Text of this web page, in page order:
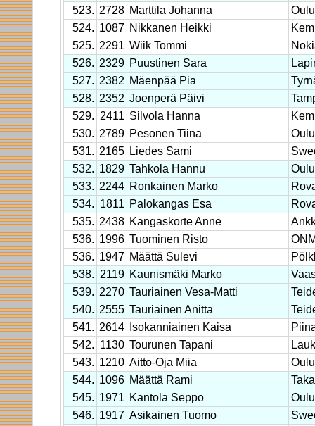
523. 2728 Marttila Johanna
Oulu
524. 1087 Nikkanen Heikki
525. 2291 Wiik Tommi
526. 2329 Puustinen Sara
527. 2382 Mäenpää Pia
528. 2352 Joenperä Päivi
529. 2411 Silvola Hanna
530. 2789 Pesonen Tiina
Oulu
531. 2165 Liedes Sami
532. 1829 Tahkola Hannu
Oulu
533. 2244 Ronkainen Marko
534. 1811 Palokangas Esa
535. 2438 Kangaskorte Anne
536. 1996 Tuominen Risto
536. 1947 Määttä Sulevi
538. 2119 Kaunismäki Marko
539. 2270 Tauriainen Vesa-Matti
540. 2555 Tauriainen Anitta
541. 2614 Isokanniainen Kaisa
542. 1130 Tourunen Tapani
543. 1210 Aitto-Oja Miia
Oulu
544. 1096 Määttä Rami
545. 1971 Kantola Seppo
Oulu
546. 1917 Asikainen Tuomo